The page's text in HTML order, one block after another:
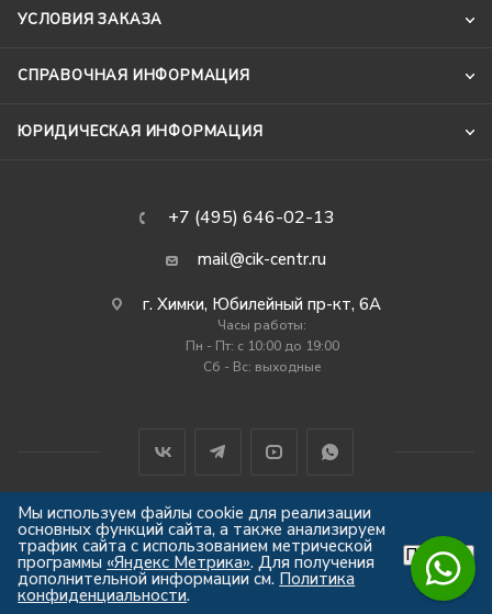
УСЛОВИЯ ЗАКАЗА
СПРАВОЧНАЯ ИНФОРМАЦИЯ
ЮРИДИЧЕСКАЯ ИНФОРМАЦИЯ
+7 (495) 646-02-13
mail@cik-centr.ru
г. Химки, Юбилейный пр-кт, 6А
Часы работы:
Пн - Пт: c 10:00 до 19:00
Сб - Вс: выходные
2012-2026 © Центр Индустрии Климата
Все права защищены
Мы используем файлы cookie для реализации
основных функций сайта, а также анализируем
трафик сайта с использованием метрической
программы «Яндекс Метрика». Для получения
дополнительной информации см. Политика
конфиденциальности.
Принять